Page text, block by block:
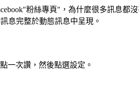
粉絲專頁"，為什麼很多訊息都
息完整於動態訊息中呈現。
一次讚，然後點選設定。